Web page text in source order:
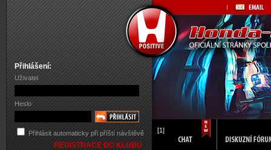
Přihlášení:
Uživatel
Heslo
Přihlásit automaticky při příští návštěvě
REGISTRACE DO KLUBU
[1]